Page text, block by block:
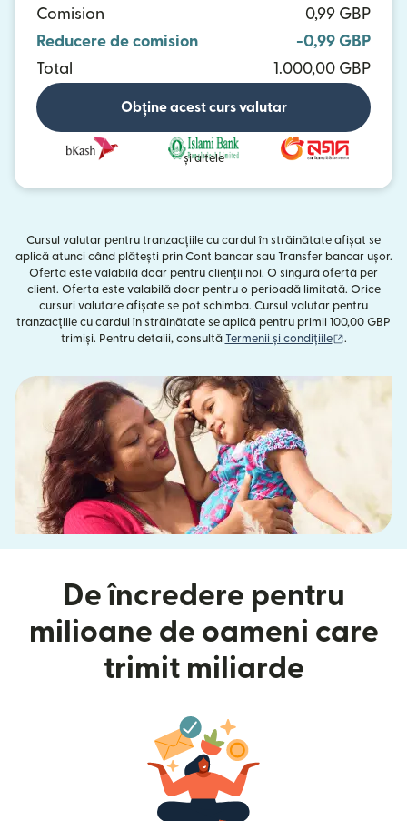
Comision
0,99 GBP
Reducere de comision
-0,99 GBP
Total
1.000,00 GBP
Obține acest curs valutar
și altele
Cursul valutar pentru tranzacțiile cu cardul în străinătate afișat se
aplică atunci când plătești prin Cont bancar sau Transfer bancar ușor.
Oferta este valabilă doar pentru clienții noi. O singură ofertă per
client. Oferta este valabilă doar pentru o perioadă limitată. Orice
cursuri valutare afișate se pot schimba. Cursul valutar pentru
tranzacțiile cu cardul în străinătate se aplică pentru primii 100,00 GBP
trimiși. Pentru detalii, consultă Termenii și condițiile (se
.
De încredere pentru
milioane de oameni care
trimit miliarde